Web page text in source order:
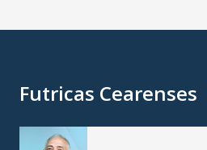
Futricas Cearenses